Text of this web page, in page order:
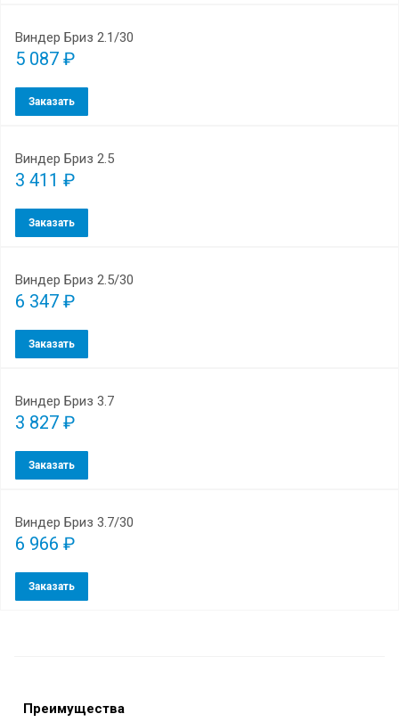
Виндер Бриз 2.1/30
5 087 ₽
Заказать
Виндер Бриз 2.5
3 411 ₽
Заказать
Виндер Бриз 2.5/30
6 347 ₽
Заказать
Виндер Бриз 3.7
3 827 ₽
Заказать
Виндер Бриз 3.7/30
6 966 ₽
Заказать
Преимущества